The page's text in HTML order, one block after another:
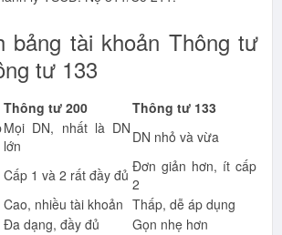
bảng tài khoản Thông tư
tư 133
Thông tư 200
Thông tư 133
Mọi DN, nhất là DN
lớn
DN nhỏ và vừa
Cấp 1 và 2 rất đầy đủ Đơn giản hơn, ít cấp
2
Cao, nhiều tài khoản Thấp, dễ áp dụng
Đa dạng, đầy đủ
Gọn nhẹ hơn